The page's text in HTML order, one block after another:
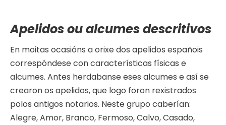
Apelidos ou alcumes descritivos
En moitas ocasións a orixe dos apelidos españois
correspóndese con características físicas e
alcumes. Antes herdabanse eses alcumes e así se
crearon os apelidos, que logo foron rexistrados
polos antigos notarios. Neste grupo caberían:
Alegre, Amor, Branco, Fermoso, Calvo, Casado,